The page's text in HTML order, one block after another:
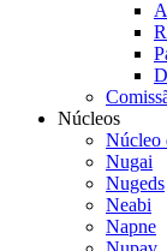
Núcleos
Núcleo
Nugai
Nugeds
Neabi
Napne